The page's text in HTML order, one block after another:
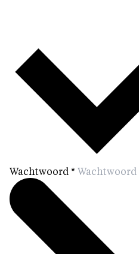
Wachtwoord *